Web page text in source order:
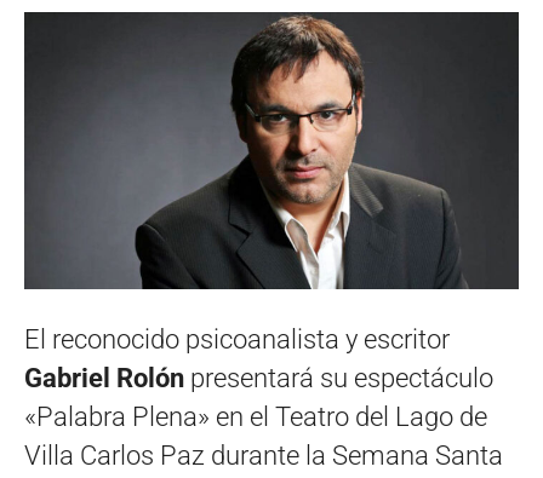
El reconocido psicoanalista y escritor
Gabriel Rolón presentará su espectáculo
«Palabra Plena» en el Teatro del Lago de
Villa Carlos Paz durante la Semana Santa